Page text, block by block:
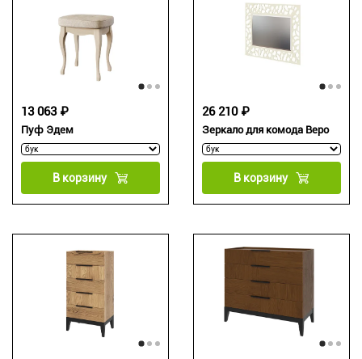
Пуф Эдем
13 063 ₽
В корзину
Зеркало для комода Веро
26 210 ₽
В корзину